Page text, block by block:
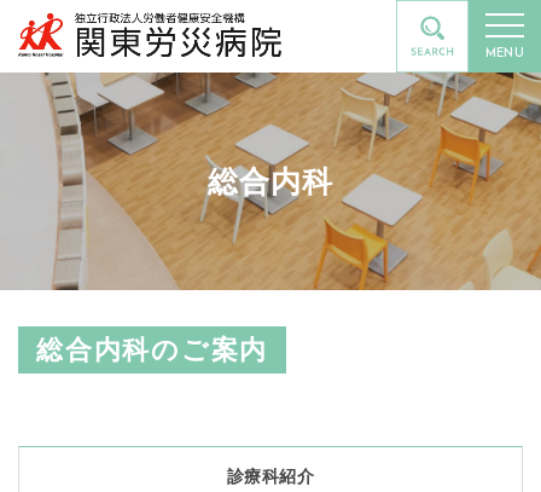
MENU
総合内科
総合内科のご案内
診療科紹介